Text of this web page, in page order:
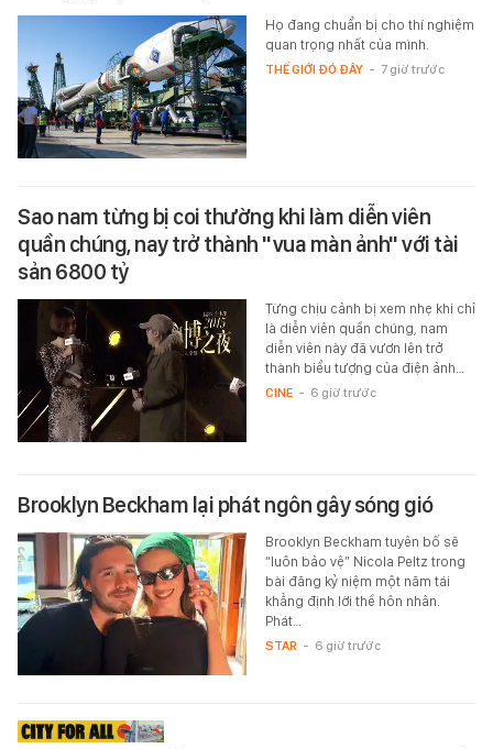
Họ đang chuẩn bị cho thí nghiệm
quan trọng nhất của mình.
THẾ GIỚI ĐÓ ĐÂY - 7 giờ trước
Sao nam từng bị coi thường khi làm diễn viên
quần chúng, nay trở thành "vua màn ảnh" với tài
sản 6800 tỷ
Từng chịu cảnh bị xem nhẹ khi chỉ
là diễn viên quần chúng, nam
diễn viên này đã vươn lên trở
thành biểu tượng của điện ảnh…
CINE - 6 giờ trước
Brooklyn Beckham lại phát ngôn gây sóng gió
Brooklyn Beckham tuyên bố sẽ
“luôn bảo vệ” Nicola Peltz trong
bài đăng kỷ niệm một năm tái
khẳng định lời thề hôn nhân.
Phát…
STAR - 6 giờ trước